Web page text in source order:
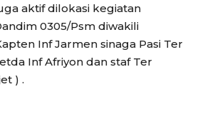
aktif dilokasi kegiatan
0305/Psm diwakili
Inf Jarmen sinaga Pasi Ter
Inf Afriyon dan staf Ter
) .